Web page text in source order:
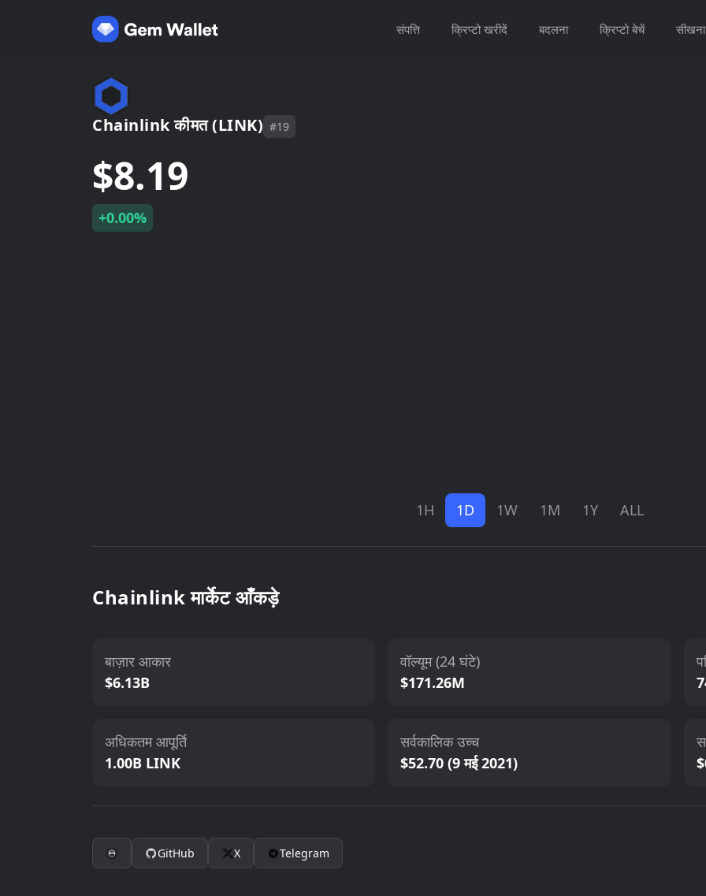
संपत्ति क्रिप्टो खरीदें बदलना क्रिप्टो बेचें सीखना
Chainlink कीमत (LINK) #19
$8.19
+0.00%
1H 1D 1W 1M 1Y ALL
Chainlink मार्केट आँकड़े
बाज़ार आकार
$6.13B
वॉल्यूम (24 घंटे)
$171.26M
अधिकतम आपूर्ति
1.00B LINK
सर्वकालिक उच्च
$52.70 (9 मई 2021)
GitHub X Telegram